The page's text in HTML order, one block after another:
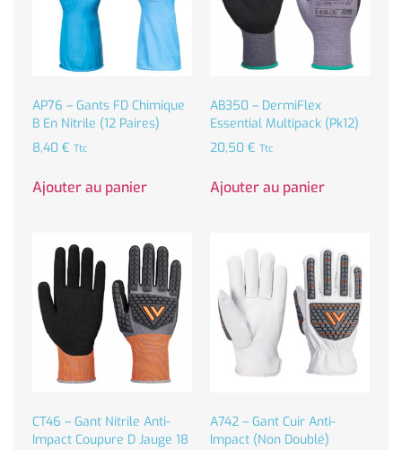
AP76 – Gants FD Chimique
B En Nitrile (12 Paires)
8,40 € Ttc
Ajouter au panier
AB350 – DermiFlex
Essential Multipack (Pk12)
20,50 € Ttc
Ajouter au panier
CT46 – Gant Nitrile Anti-
Impact Coupure D Jauge 18
A742 – Gant Cuir Anti-
Impact (non Doublé)